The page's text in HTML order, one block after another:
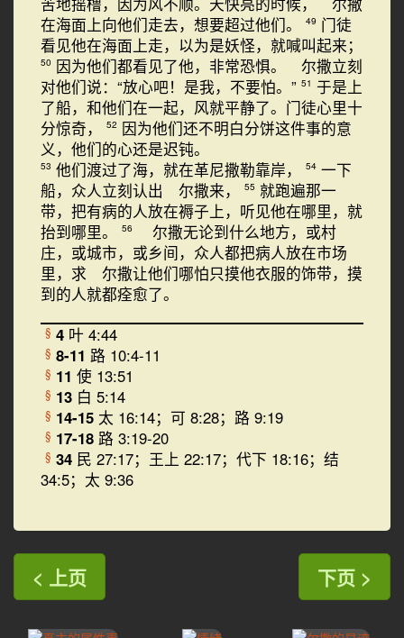
在海面上向他们走去，想要超过他们。
49 门徒
看见他在海面上走，以为是妖怪，就喊叫起来；
50 因为他们都看见了他，非常恐惧。 尔撒立刻
对他们说：“放心吧！是我，不要怕。” 51 于是上
了船，和他们在一起，风就平静了。门徒心里十
分惊奇，
52 因为他们还不明白分饼这件事的意
义，他们的心还是迟钝。
53 他们渡过了海，就在革尼撒勒靠岸， 54 一下
船，众人立刻认出 尔撒来，
55 就跑遍那一
带，把有病的人放在褥子上，听见他在哪里，就
抬到哪里。
56
尔撒无论到什么地方，或村
庄，或城市，或乡间，众人都把病人放在市场
里，求 尔撒让他们哪怕只摸他衣服的饰带，摸
到的人就都痊愈了。
§ 4 叶 4:44
§ 8-11 路 10:4-11
§ 11 使 13:51
§ 13 白 5:14
§ 14-15 太 16:14；可 8:28；路 9:19
§ 17-18 路 3:19-20
§ 34 民 27:17；王上 22:17；代下 18:16；结
34:5；太 9:36
< 上页 下页 >